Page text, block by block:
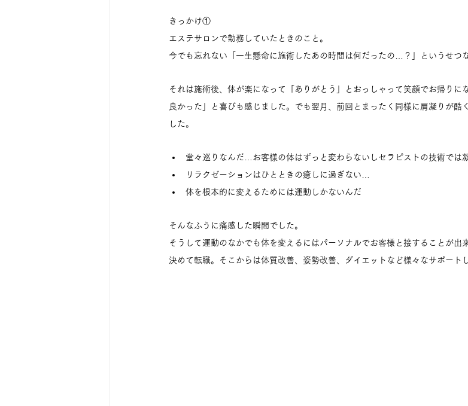
きっかけ①
エステサロンで勤務していたときのこと。
今でも忘れない「一生懸命に施術したあの時間は何だったの…？」というせつ
それは施術後、体が楽になって「ありがとう」とおっしゃって笑顔でお帰りに
良かった」と喜びも感じました。でも翌月、前回とまったく同様に肩凝りが酷
した。
堂々巡りなんだ…お客様の体はずっと変わらないしセラピストの技術では
リラクゼーションはひとときの癒しに過ぎない…
体を根本的に変えるためには運動しかないんだ
そんなふうに痛感した瞬間でした。
そうして運動のなかでも体を変えるにはパーソナルでお客様と接することが出
決めて転職。そこからは体質改善、姿勢改善、ダイエットなど様々なサポー